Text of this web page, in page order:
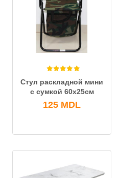
Стул раскладной мини
с сумкой 60х25см
125 MDL